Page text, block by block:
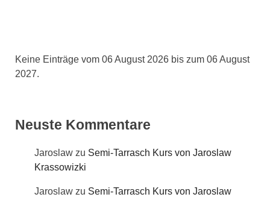
Keine Einträge vom 06 August 2026 bis zum 06 August
2027.
Neuste Kommentare
Jaroslaw zu Semi-Tarrasch Kurs von Jaroslaw
Krassowizki
Jaroslaw zu Semi-Tarrasch Kurs von Jaroslaw